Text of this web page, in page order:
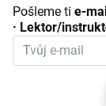
Pošleme ti e-
· Lektor/